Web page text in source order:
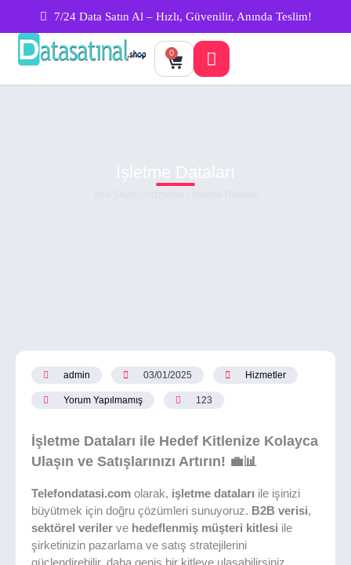
7/24 Data Satın Al – Hızlı, Güvenilir, Anında Teslim!
0
İşletme Dataları
admin 03/01/2025 Hizmetler
Yorum Yapılmamış 123
İşletme Dataları ile Hedef Kitlenize Kolayca
Ulaşın ve Satışlarınızı Artırın! 💼📊
Telefondatasi.com olarak, işletme dataları ile işinizi
büyütmek için doğru çözümleri sunuyoruz. B2B verisi,
sektörel veriler ve hedeflenmiş müşteri kitlesi ile
şirketinizin pazarlama ve satış stratejilerini
güçlendirebilir, daha geniş bir kitleye ulaşabilirsiniz.